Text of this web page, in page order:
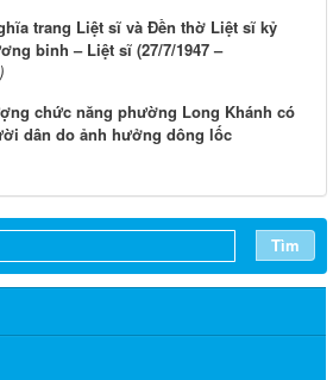
trang Liệt sĩ và Đền thờ Liệt sĩ kỷ
binh – Liệt sĩ (27/7/1947 –
chức năng phường Long Khánh có
dân do ảnh hưởng dông lốc
Tìm